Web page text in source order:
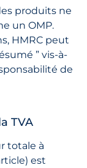
produits ne
un OMP.
HMRC peut
” vis-à-
de
TVA
totale à
est